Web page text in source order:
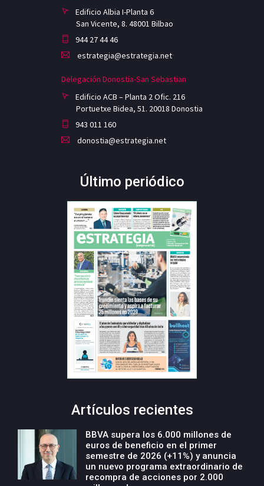
Edificio Albia I-Planta 6
San Vicente, 8. 48001 Bilbao
944 27 44 46
estrategia@estrategia.net
Delegación Donostia-San Sebastian
Edificio ACB – Planta 2 Ofic. 216
Portuetxe Bidea, 51. 20018 Donostia
943 011 160
donostia@estrategia.net
Último periódico
Artículos recientes
BBVA supera los 6.000 millones de
euros de beneficio en el primer
semestre de 2026 (+11%) y anuncia
un nuevo programa extraordinario de
recompra de acciones por 2.000